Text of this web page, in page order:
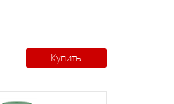
Купить